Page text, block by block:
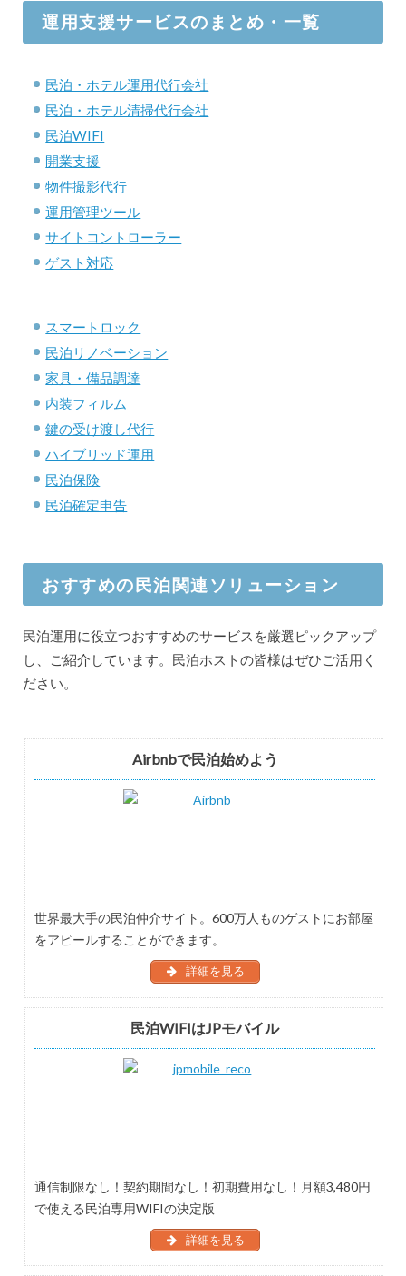
運用支援サービスのまとめ・一覧
民泊・ホテル運用代行会社
民泊・ホテル清掃代行会社
民泊WIFI
開業支援
物件撮影代行
運用管理ツール
サイトコントローラー
ゲスト対応
スマートロック
民泊リノベーション
家具・備品調達
内装フィルム
鍵の受け渡し代行
ハイブリッド運用
民泊保険
民泊確定申告
おすすめの民泊関連ソリューション
民泊運用に役立つおすすめのサービスを厳選ピックアップ
し、ご紹介しています。民泊ホストの皆様はぜひご活用く
ださい。
Airbnbで民泊始めよう
世界最大手の民泊仲介サイト。600万人ものゲストにお部屋
をアピールすることができます。
詳細を見る
民泊WIFIはJPモバイル
通信制限なし！契約期間なし！初期費用なし！月額3,480円
で使える民泊専用WIFIの決定版
詳細を見る